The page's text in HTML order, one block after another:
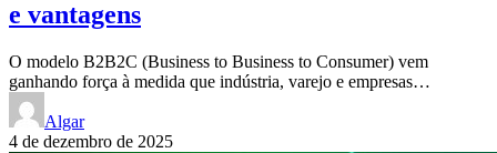
e vantagens
O modelo B2B2C (Business to Business to Consumer) vem
ganhando força à medida que indústria, varejo e empresas…
Algar
4 de dezembro de 2025